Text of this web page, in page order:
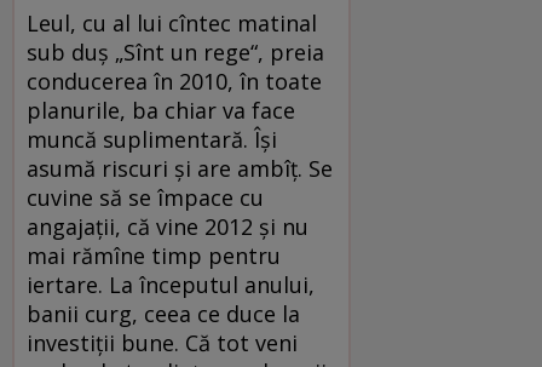
Leul, cu al lui cîntec matinal
sub duş „Sînt un rege“, preia
conducerea în 2010, în toate
planurile, ba chiar va face
muncă suplimentară. Îşi
asumă riscuri şi are ambîţ. Se
cuvine să se împace cu
angajaţii, că vine 2012 şi nu
mai rămîne timp pentru
iertare. La începutul anului,
banii curg, ceea ce duce la
investiţii bune. Că tot veni